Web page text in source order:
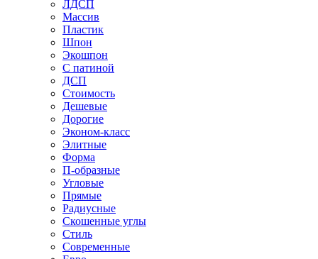
ЛДСП
Массив
Пластик
Шпон
Экошпон
С патиной
ДСП
Стоимость
Дешевые
Дорогие
Эконом-класс
Элитные
Форма
П-образные
Угловые
Прямые
Радиусные
Скошенные углы
Стиль
Современные